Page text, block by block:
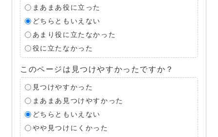
まあまあ役に立った
どちらともいえない
あまり役に立たなかった
役に立たなかった
このページは見つけやすかったですか？
見つけやすかった
まあまあ見つけやすかった
どちらともいえない
やや見つけにくかった